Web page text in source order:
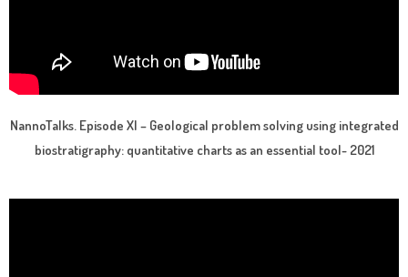
NannoTalks. Episode XI – Geological problem solving using integrated
biostratigraphy: quantitative charts as an essential tool- 2021